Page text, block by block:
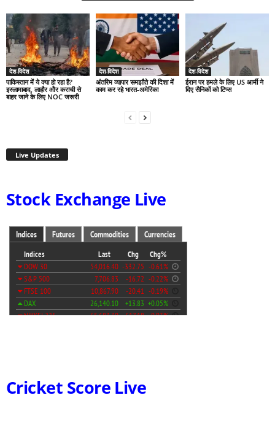
देश-विदेश
पाकिस्तान में ये क्या हो रहा है?
इस्लामाबाद, लाहौर और कराची से
बाहर जाने के लिए NOC जरूरी
देश-विदेश
अंतरिम व्यापार समझौते की दिशा में
काम कर रहे भारत-अमेरिका
देश-विदेश
ईरान पर हमले के लिए US आर्मी ने
दिए सैनिकों को टिप्स
Live Updates
Stock Exchange Live
Cricket Score Live